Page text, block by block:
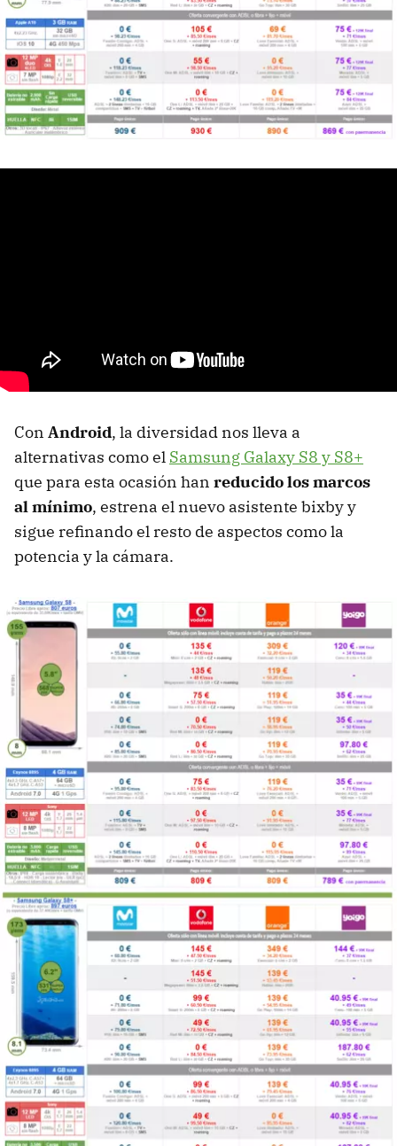
Con Android, la diversidad nos lleva a
alternativas como el Samsung Galaxy S8 y S8+
que para esta ocasión han reducido los marcos
al mínimo, estrena el nuevo asistente bixby y
sigue refinando el resto de aspectos como la
potencia y la cámara.